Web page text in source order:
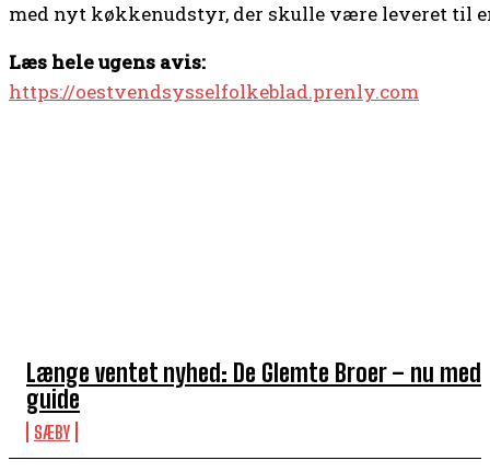
Længe ventet nyhed: De Glemte Broer – nu med
guide
SÆBY
med nyt køkkenudstyr, der skulle være leveret til
Læs hele ugens avis:
https://oestvendsysselfolkeblad.prenly.com